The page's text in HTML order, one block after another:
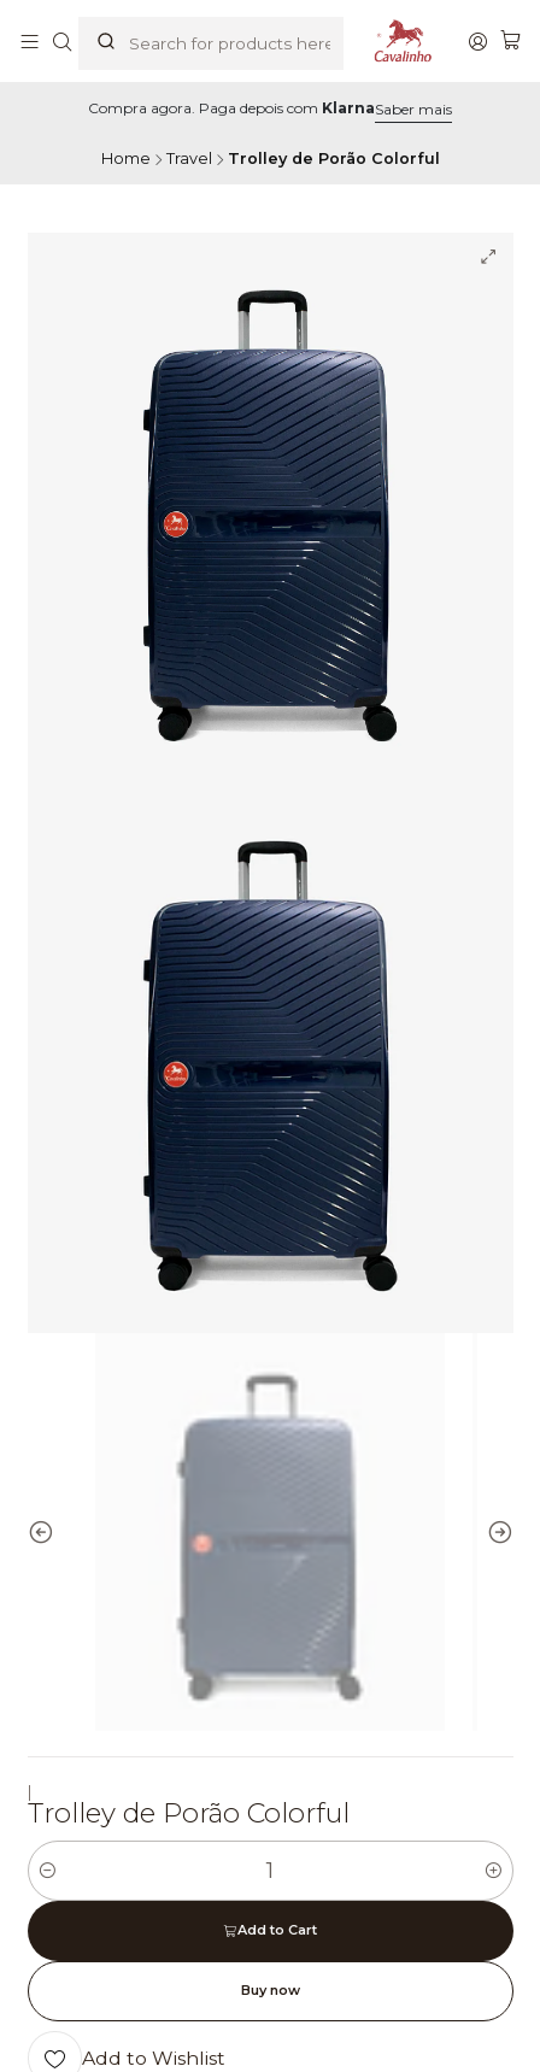
Compra agora. Paga depois com KlarnaSaber mais
Home Travel Trolley de Porão Colorful
|
Trolley de Porão Colorful
Quantity
Add to Cart
Buy now
Add to Wishlist